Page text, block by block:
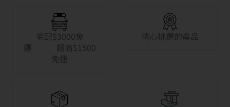
宅配$3000免
運 超商$1500
免運
精心挑選的產品